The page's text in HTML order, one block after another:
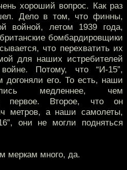
хороший вопрос. Как раз
Дело в том, что финны,
войной, летом 1939 года,
бомбардировщики
что перехватить их
для наших истребителей
Потому, что “И-15”,
догоняли его. То есть, наши
медленнее, чем
первое. Второе, что он
метров, а наши самолеты,
они не могли подняться
меркам много, да.